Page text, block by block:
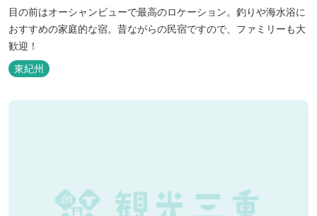
目の前はオーシャンビューで最高のロケーション。釣りや海水浴に
おすすめの家庭的な宿。昔ながらの民宿ですので、ファミリーも大
歓迎！
東紀州